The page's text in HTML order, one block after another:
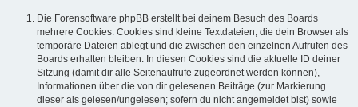
Die Forensoftware phpBB erstellt bei deinem Besuch des Boards
mehrere Cookies. Cookies sind kleine Textdateien, die dein Browser als
temporäre Dateien ablegt und die zwischen den einzelnen Aufrufen des
Boards erhalten bleiben. In diesen Cookies sind die aktuelle ID deiner
Sitzung (damit dir alle Seitenaufrufe zugeordnet werden können),
Informationen über die von dir gelesenen Beiträge (zur Markierung
dieser als gelesen/ungelesen; sofern du nicht angemeldet bist) sowie